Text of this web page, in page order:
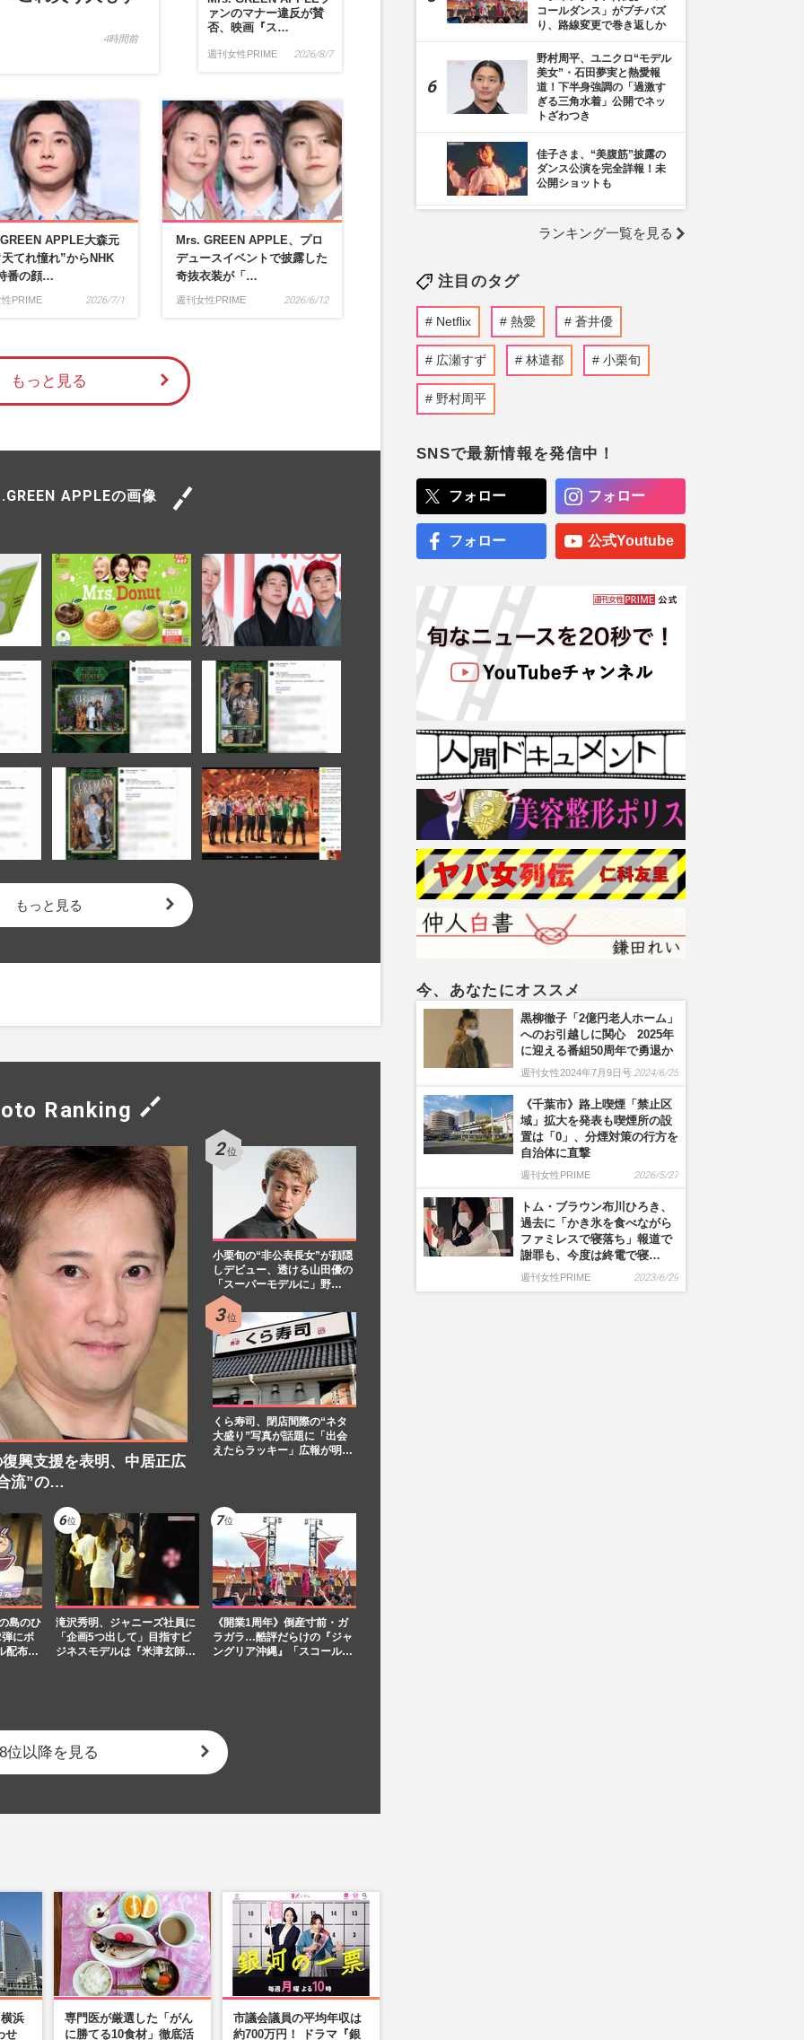
4時間前
ァンのマナー違反が賛
否、映画『ス…
週刊女性PRIME 2026/8/7
APPLE大森元
てれ憧れ”からNHK
番の顔…
PRIME 2026/7/1
Mrs. GREEN APPLE、プロ
デュースイベントで披露した
奇抜衣装が「…
週刊女性PRIME 2026/6/12
もっと見る
APPLEの画像
もっと見る
Ranking
興支援を表明、中居正広
流”の…
小栗旬の“非公表長女”が顔隠
しデビュー、透ける山田優の
「スーパーモデルに」野…
くら寿司、閉店間際の“ネタ
大盛り”写真が話題に「出会
えたらラッキー」広報が明…
島のひ
にボ
配布…
滝沢秀明、ジャニーズ社員に
「企画5つ出して」目指すビ
ジネスモデルは『米津玄師…
《開業1周年》倒産寸前・ガ
ラガラ…酷評だらけの『ジャ
ングリア沖縄』「スコール…
位以降を見る
浜
せ
専門医が厳選した「がん
に勝てる10食材」徹底活
市議会議員の平均年収は
約700万円！ ドラマ『銀
コールダンス」がプチバズ
り、路線変更で巻き返しか
野村周平、ユニクロ“モデル
美女”・石田夢実と熱愛報
道！下半身強調の「過激す
ぎる三角水着」公開でネッ
トざわつき
佳子さま、“美腹筋”披露の
ダンス公演を完全詳報！未
公開ショットも
区域」拡大を発表も喫煙所
『Tシャツが乾くまで』が
激バズリ中「“考察ドラ
マ”とは一線を画している」
散りばめられた伏線よりも
大事な要素
配布、“ファン以外”も飛び
ついた第1弾と衝撃のラス
くら寿司、閉店間際の“ネタ
大盛り”写真が話題に「出会
えたらラッキー」広報が明
かした“幻サービス”『得々
専門医が厳選した「がんに
ル秘テクニック、1日10点
満点の“早見シート”簡単管
も、喫煙所整備は“ノープラ
ン”の現状
『ジャングリア沖縄』開業
から4か月で「もうガラガ
ラ」衝撃の閑散ぶりに集ま
る“納得”コメントの背景事
情
ランキング一覧を見る
注目のタグ
Netflix 熱愛 蒼井優
広瀬すず 林遣都 小栗旬
野村周平
SNSで最新情報を発信中！
フォロー フォロー
フォロー 公式Youtube
今、あなたにオススメ
黒柳徹子「2億円老人ホーム」
へのお引越しに関心 2025年
に迎える番組50周年で勇退か
週刊女性2024年7月9日号 2024/6/25
《千葉市》路上喫煙「禁止区
域」拡大を発表も喫煙所の設
置は「0」、分煙対策の行方を
自治体に直撃
週刊女性PRIME 2026/5/27
トム・ブラウン布川ひろき、
過去に「かき氷を食べながら
ファミレスで寝落ち」報道で
謝罪も、今度は終電で寝…
週刊女性PRIME 2023/6/29